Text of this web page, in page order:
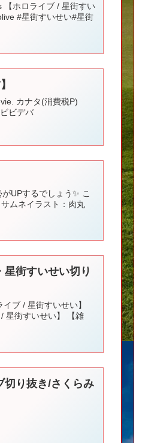
【ホロライブ / 星街すい
#星街すいせい#星街
カナタ(消費税P)
ビデバ
UPするでしょう✨ こ
ムネイラスト：肉丸
街すいせい切り
ブ / 星街すいせい】
星街すいせい】 【雑
切り抜き/さくらみ